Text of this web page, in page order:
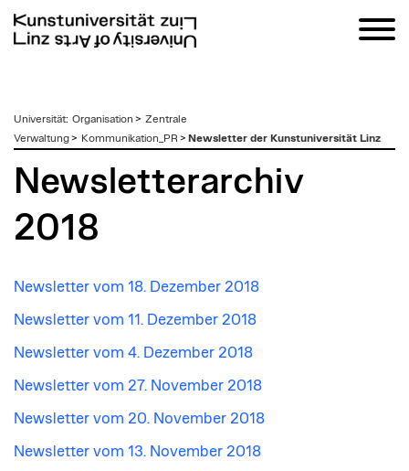
zum
Inhalt
Universität: Organisation > Zentrale
Verwaltung> Kommunikation_PR > Newsletter der Kunstuniversität Linz
Newsletterarchiv
2018
Newsletter vom 18. Dezember 2018
Newsletter vom 11. Dezember 2018
Newsletter vom 4. Dezember 2018
Newsletter vom 27. November 2018
Newsletter vom 20. November 2018
Newsletter vom 13. November 2018